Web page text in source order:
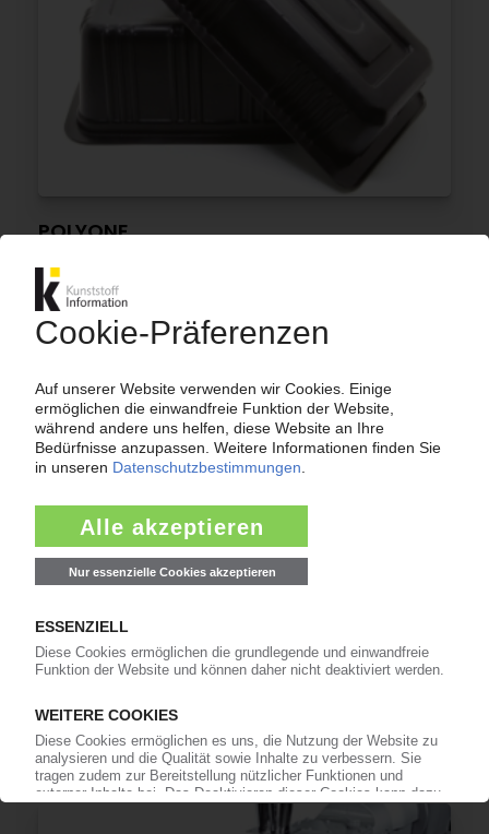
POLYONE
Infrarot-detektierbare schwarze
Farbmasterbatches für Verpackungen
PP-Masterbatches aus Post-Consumer-
Rezyklaten
27.02.2019